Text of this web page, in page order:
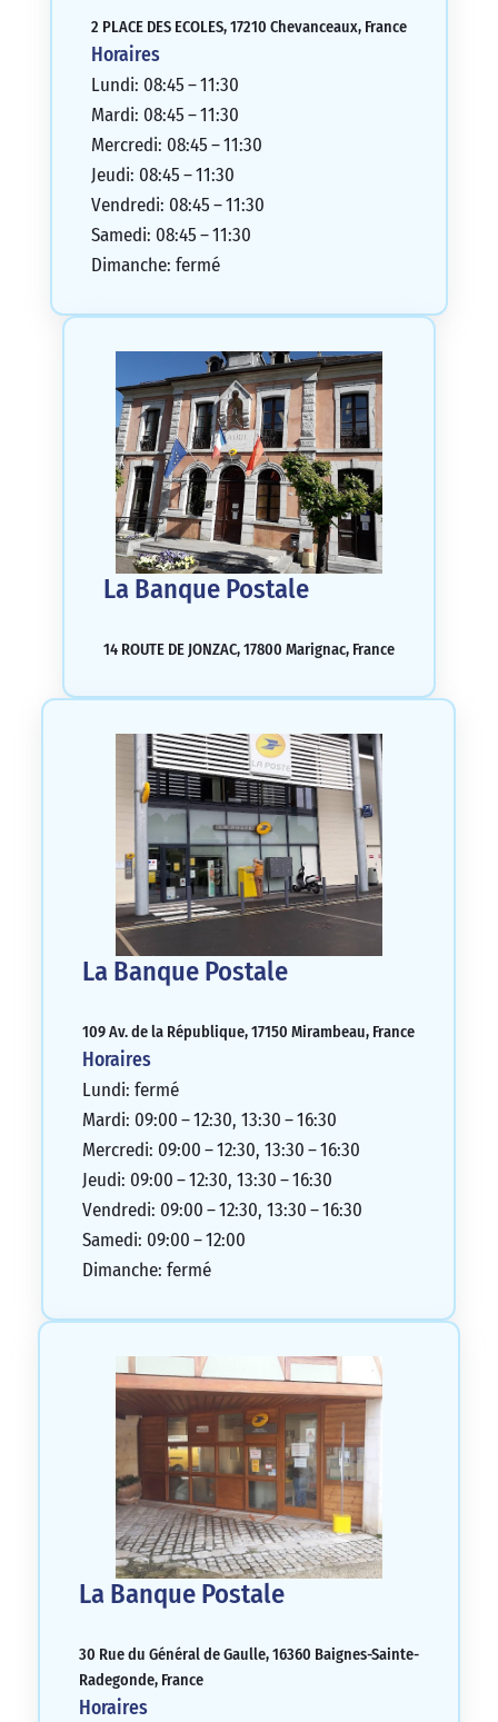
2 PLACE DES ECOLES, 17210 Chevanceaux, France
Horaires
Lundi: 08:45 – 11:30
Mardi: 08:45 – 11:30
Mercredi: 08:45 – 11:30
Jeudi: 08:45 – 11:30
Vendredi: 08:45 – 11:30
Samedi: 08:45 – 11:30
Dimanche: fermé
La Banque Postale
14 ROUTE DE JONZAC, 17800 Marignac, France
La Banque Postale
109 Av. de la République, 17150 Mirambeau, France
Horaires
Lundi: fermé
Mardi: 09:00 – 12:30, 13:30 – 16:30
Mercredi: 09:00 – 12:30, 13:30 – 16:30
Jeudi: 09:00 – 12:30, 13:30 – 16:30
Vendredi: 09:00 – 12:30, 13:30 – 16:30
Samedi: 09:00 – 12:00
Dimanche: fermé
La Banque Postale
30 Rue du Général de Gaulle, 16360 Baignes-Sainte-
Radegonde, France
Horaires